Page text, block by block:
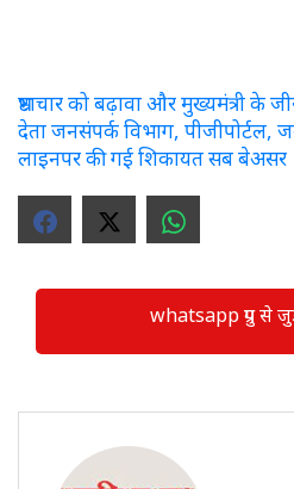
भ्रष्टाचार को बढ़ावा और मुख्यमंत्री के
देता जनसंपर्क विभाग,
लाइनपर की गई शिकायत सब बेअसर
whatsapp ग्रुप से